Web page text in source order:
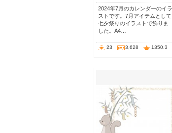
2024年7月のカレンダーのイラ
ストです。7月アイテムとして
七夕祭りのイラストで飾りま
した。A4…
23 3,628 1350.3